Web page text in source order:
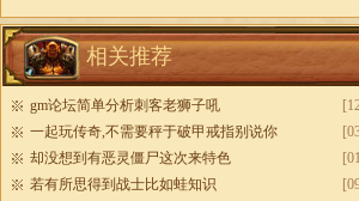
相关推荐
gm论坛简单分析刺客老狮子吼
一起玩传奇,不需要秤于破甲戒指别说你
却没想到有恶灵僵尸这次来特色
若有所思得到战士比如蛙知识